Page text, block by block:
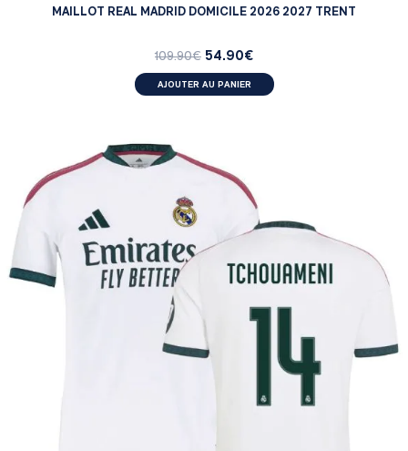
MAILLOT REAL MADRID DOMICILE 2026 2027 TRENT
109.90€ 54.90€
AJOUTER AU PANIER